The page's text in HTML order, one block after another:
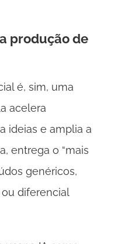
produção de
é, sim, uma
acelera
ideias e amplia a
entrega o “mais
genéricos,
diferencial